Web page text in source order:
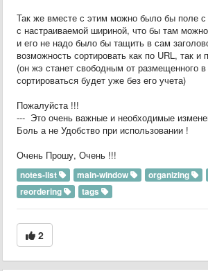
Так же вместе с этим можно было бы поле с
с настраиваемой шириной, что бы там
и его не надо было бы тащить в сам
возможность сортировать как по URL, так и
(он жэ станет свободным от размещенного
сортироваться будет уже без его учета)
Пожалуйста !!!
--- Это очень важные и необходимые
Боль а не Удобство при использовании !
Очень Прошу, Очень !!!
notes-list main-window organizing
reordering
tags
2